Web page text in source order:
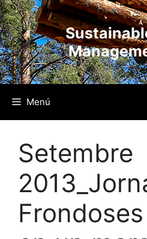
Vés
al
contingut
Menú
Setembre